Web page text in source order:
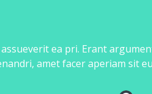
ea pri. Erant
amet facer aperiam sit